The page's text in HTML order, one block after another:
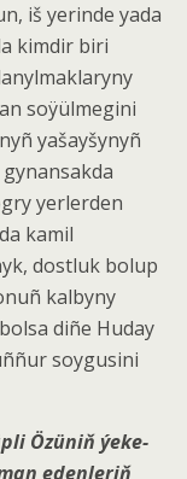
iš yerinde yada
kimdir biri
soÿülmegini
yašayšynyñ
yerlerden
kamil
dostluk bolup
kalbyny
diñe Huday
soygusini
Özüniň ýeke-
edenleriň